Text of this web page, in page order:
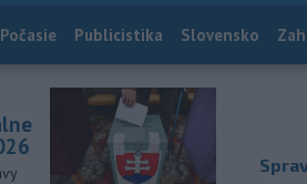
Počasie Publicistika Slovensko